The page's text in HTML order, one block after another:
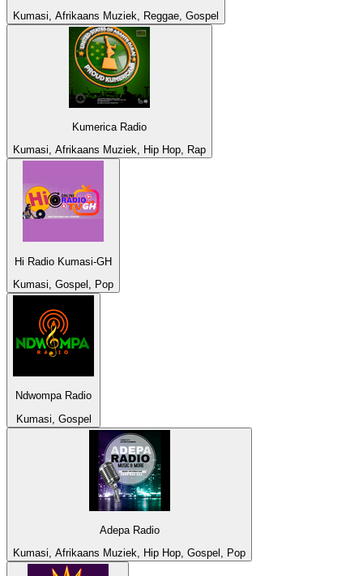
Kumasi, Afrikaans Muziek, Reggae, Gospel
Kumerica Radio
Kumasi, Afrikaans Muziek, Hip Hop, Rap
Hi Radio Kumasi-GH
Kumasi, Gospel, Pop
Ndwompa Radio
Kumasi, Gospel
Adepa Radio
Kumasi, Afrikaans Muziek, Hip Hop, Gospel, Pop